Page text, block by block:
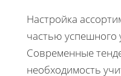
Настройка
частью успешного
Современные
необходимость